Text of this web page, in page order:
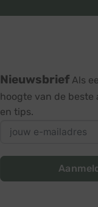
Nieuwsbrief Als
hoogte van de beste
en tips.